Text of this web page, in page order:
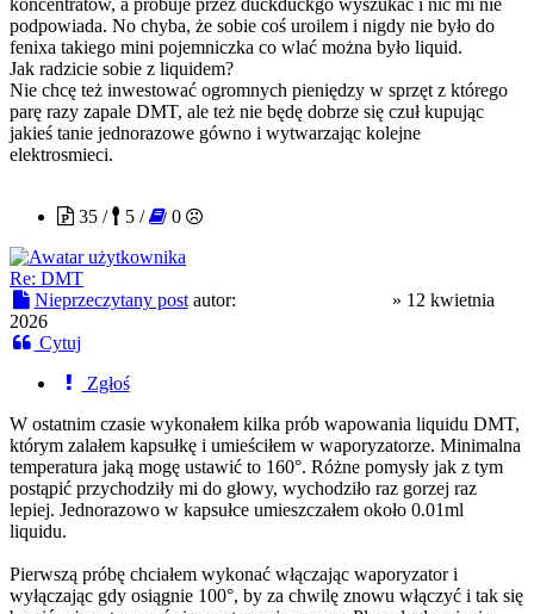
podpowiada. No chyba, że sobie coś uroilem i nigdy nie było do
fenixa takiego mini pojemniczka co wlać można było liquid.
Jak radzicie sobie z liquidem?
Nie chcę też inwestować ogromnych pieniędzy w sprzęt z którego
parę razy zapale DMT, ale też nie będę dobrze się czuł kupując
jakieś tanie jednorazowe gówno i wytwarzając kolejne
elektrosmieci.
35 /
5 / 0
Re: DMT
Nieprzeczytany post autor: » 12 kwietnia
2026
Cytuj
Zgłoś
W ostatnim czasie wykonałem kilka prób wapowania liquidu DMT,
którym zalałem kapsułkę i umieściłem w waporyzatorze. Minimalna
temperatura jaką mogę ustawić to 160°. Różne pomysły jak z tym
postąpić przychodziły mi do głowy, wychodziło raz gorzej raz
lepiej. Jednorazowo w kapsułce umieszczałem około 0.01ml
liquidu.
Pierwszą próbę chciałem wykonać włączając waporyzator i
wyłączając gdy osiągnie 100°, by za chwilę znowu włączyć i tak się